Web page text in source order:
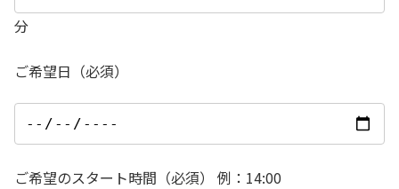
分
ご希望日（必須）
ご希望のスタート時間（必須） 例：14:00